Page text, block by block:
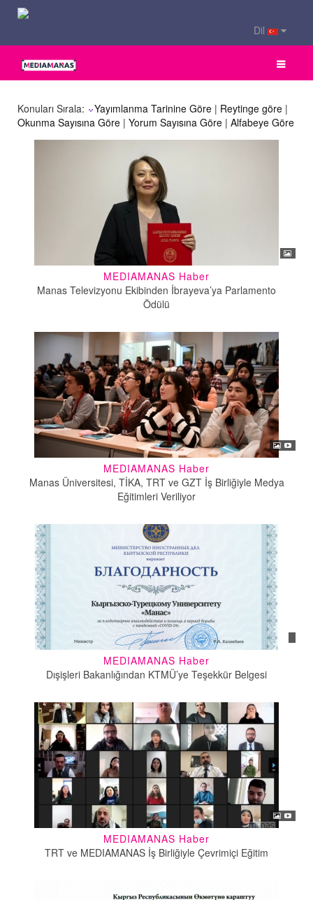
Dil
Konuları Sırala: Yayımlanma Tarinine Göre | Reytinge göre |
Okunma Sayısına Göre | Yorum Sayısına Göre | Alfabeye Göre
MEDIAMANAS Haber
Manas Televizyonu Ekibinden İbrayeva’ya Parlamento
Ödülü
MEDIAMANAS Haber
Manas Üniversitesi, TİKA, TRT ve GZT İş Birliğiyle Medya
Eğitimleri Veriliyor
MEDIAMANAS Haber
Dışişleri Bakanlığından KTMÜ’ye Teşekkür Belgesi
MEDIAMANAS Haber
TRT ve MEDIAMANAS İş Birliğiyle Çevrimiçi Eğitim